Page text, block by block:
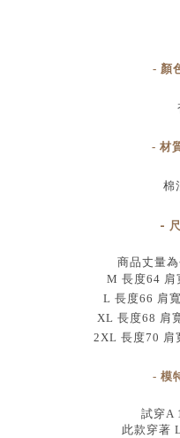
- 顏
- 材
棉
-
商品丈量
M 長度64 肩
L 長度66 肩
XL 長度68 肩
2XL 長度70 肩
- 模
試穿A
此款穿著